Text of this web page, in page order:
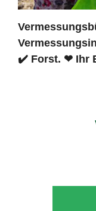
✔️ Forst. ❤ Ihr